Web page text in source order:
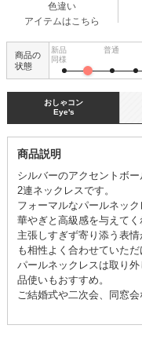
色違い
アイテムはこちら
商品の
状態
新品
同様
普通
おしゃコン
Eye's
商品説明
シルバーのアクセントボ
2連ネックレスです。
フォーマルなパールネッ
華やぎと高級感を与えてく
主張しすぎず寄り添う表
も相性よく合わせていただ
パールネックレスは取り
品使いもおすすめ。
ご結婚式や二次会、同窓